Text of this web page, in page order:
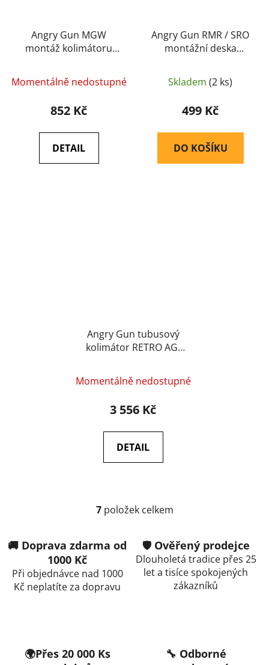
Angry Gun MGW
montáž kolimátoru
nosné ucho M4 / AR15
– Černá
Momentálně nedostupné
852 Kč
DETAIL
Angry Gun RMR / SRO
montážní deska
Marui G-Series 17
Gen5 MOS – Černá
Skladem (2 ks)
499 Kč
DO KOŠÍKU
Angry Gun tubusový
kolimátor RETRO AG-
Momentálně nedostupné
3 556 Kč
DETAIL
O
á
d
7položek celkem
🚚 Doprava zdarma od
1000 Kč
Při objednávce nad 1000
Kč neplatíte za dopravu
🛡️ Ověřený prodejce
Dlouholetá tradice přes 25
let a tisíce spokojených
zákazníků
🌍Přes 20 000 Ks
🔧 Odborné